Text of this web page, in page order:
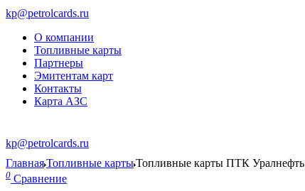
kp@petrolcards.ru
О компании
Топливные карты
Партнеры
Эмитентам карт
Контакты
Карта АЗС
kp@petrolcards.ru
ГлавнаяТопливные картыТопливные карты ПТК Уралнефть
0 Сравнение